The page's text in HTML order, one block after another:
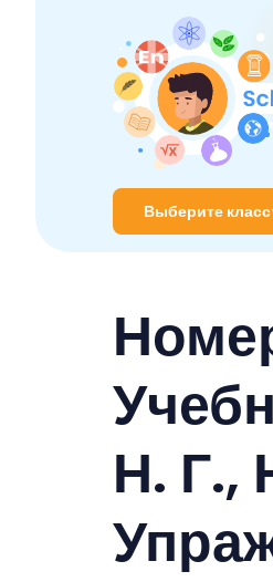
Выберите класс
2 класс
4 класс
5 класс
7 класс
Н. Г.,